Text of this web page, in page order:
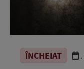
ÎNCHEIAT .